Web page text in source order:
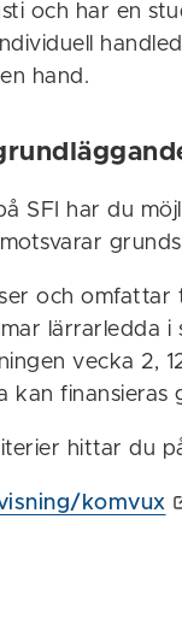
och har en
hand.
SFI har du
och
lärrarledda i
vecka 2,
kan finansieras
hittar du
komvux